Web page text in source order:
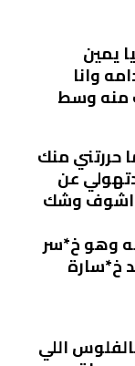
يمين
وانا
منه وسط
حررتني منك
عن
اشوف وشك
وهو خ*سر
خ*سارة
اللي